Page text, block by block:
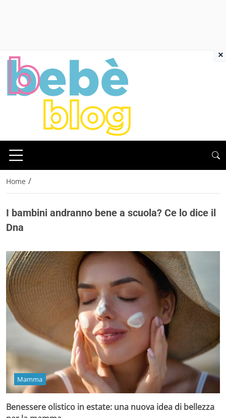
Home /
I bambini andranno bene a scuola? Ce lo dice il
Dna
Mamma
Benessere olistico in estate: una nuova idea di bellezza
×